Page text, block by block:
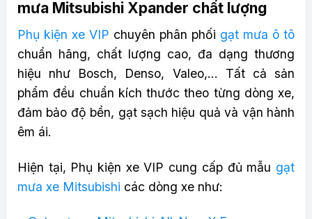
mưa Mitsubishi Xpander chất lượng
Phụ kiện xe VIP chuyên phân phối gạt mưa ô tô
chuẩn hãng, chất lượng cao, đa dạng thương
hiệu như Bosch, Denso, Valeo,… Tất cả sản
phẩm đều chuẩn kích thước theo từng dòng xe,
đảm bảo độ bền, gạt sạch hiệu quả và vận hành
êm ái.
Hiện tại, Phụ kiện xe VIP cung cấp đủ mẫu gạt
mưa xe Mitsubishi các dòng xe như: